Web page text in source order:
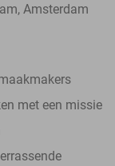
Amsterdam
met een missie